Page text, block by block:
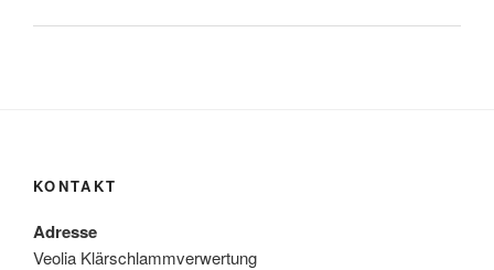
KONTAKT
Adresse
Veolia Klärschlammverwertung